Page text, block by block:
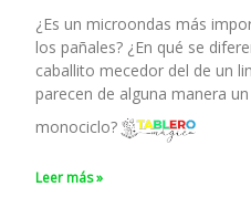
¿Es un microondas más
los pañales? ¿En qué se
caballito mecedor del de un
parecen de alguna manera
monociclo?
Leer más »